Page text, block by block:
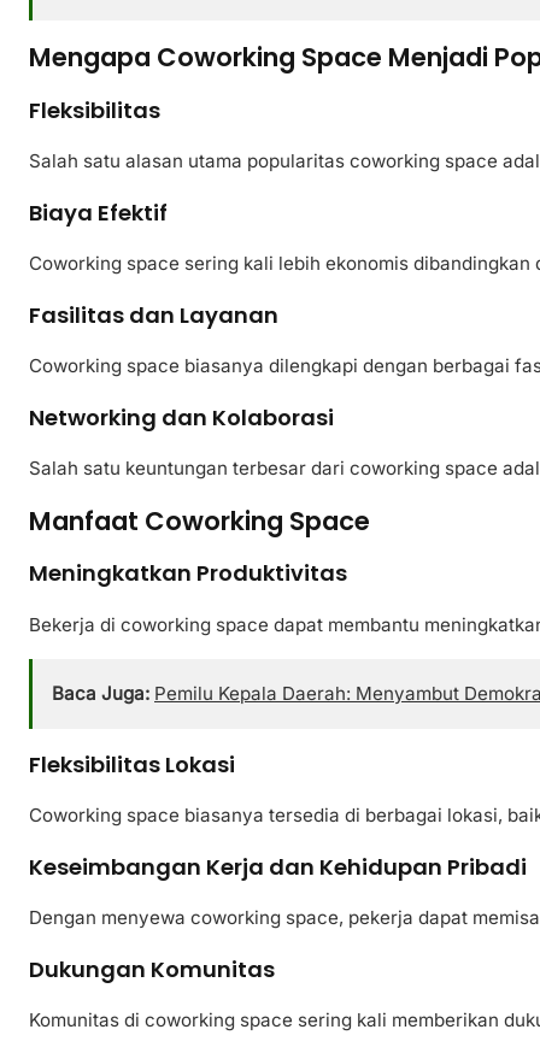
Mengapa Coworking Space Menjadi
Fleksibilitas
Salah satu alasan utama popularitas coworking space
Biaya Efektif
Coworking space sering kali lebih ekonomis
Fasilitas dan Layanan
Coworking space biasanya dilengkapi dengan berbagai
Networking dan Kolaborasi
Salah satu keuntungan terbesar dari coworking space
Manfaat Coworking Space
Meningkatkan Produktivitas
Bekerja di coworking space dapat membantu
Baca Juga: Pemilu Kepala Daerah: Menyambut
Fleksibilitas Lokasi
Coworking space biasanya tersedia di berbagai lokasi,
Keseimbangan Kerja dan Kehidupan Pribadi
Dengan menyewa coworking space, pekerja dapat
Dukungan Komunitas
Komunitas di coworking space sering kali memberikan